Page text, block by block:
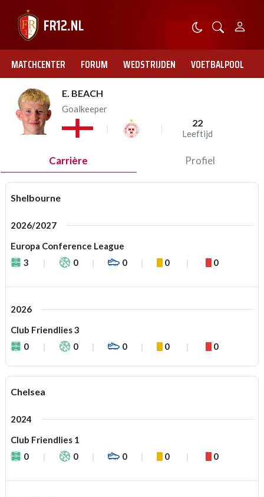
MATCHCENTER FORUM WEDSTRIJDEN VOETBALPOOL
E. BEACH
Goalkeeper
22
Leeftijd
Carrière Profiel
Shelbourne
2026/2027
Europa Conference League
3
0 0 0 0
2026
Club Friendlies 3
0
0 0 0 0
Chelsea
2024
Club Friendlies 1
0
0 0 0 0